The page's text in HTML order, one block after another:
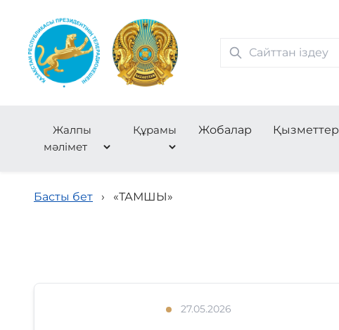
Жалпы
мәлімет
Құрамы Жобалар Қызметтер
Басты бет › «ТАМШЫ»
27.05.2026